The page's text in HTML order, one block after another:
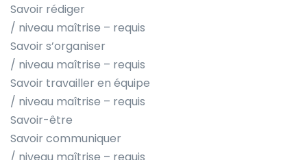
Savoir rédiger
/ niveau maîtrise – requis
Savoir s’organiser
/ niveau maîtrise – requis
Savoir travailler en équipe
/ niveau maîtrise – requis
Savoir-être
Savoir communiquer
/ niveau maîtrise – requis